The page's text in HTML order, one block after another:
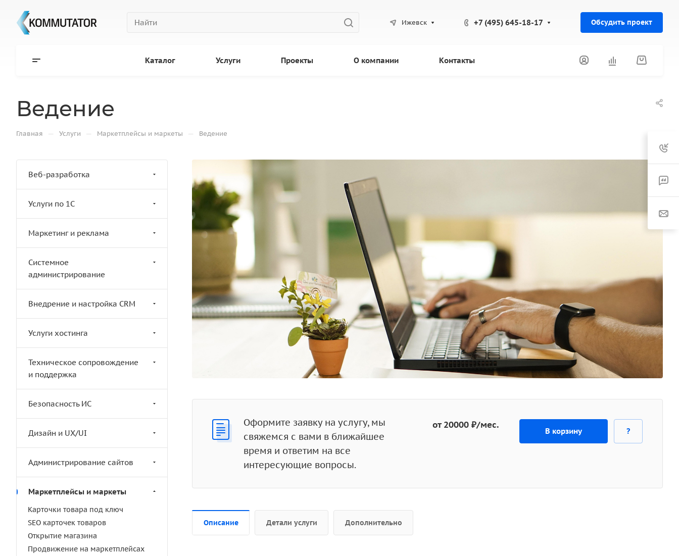
Ижевск +7 (495) 645-18-17 Обсудить проект
Каталог Услуги Проекты О компании Контакты
Ведение
Главная — Услуги — Маркетплейсы и маркеты — Ведение
Оформите заявку на услугу, мы
свяжемся с вами в ближайшее
время и ответим на все
интересующие вопросы.
от 20000 ₽/мес.
В корзину ?
Описание Детали услуги Дополнительно
Веб-разработка
Услуги по 1С
Маркетинг и реклама
Системное
администрирование
Внедрение и настройка CRM
Услуги хостинга
Техническое сопровождение
и поддержка
Безопасность ИС
Дизайн и UX/UI
Администрирование сайтов
Маркетплейсы и маркеты
Карточки товара под ключ
SEO карточек товаров
Открытие магазина
Продвижение на маркетплейсах